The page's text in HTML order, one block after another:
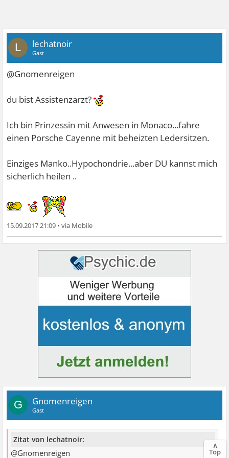
L lechatnoir
Gast
@Gnomenreigen
du bist Assistenzarzt?
Ich bin Prinzessin mit Anwesen in Monaco...fahre
einen Porsche Cayenne mit beheizten Ledersitzen.
Einziges Manko..Hypochondrie...aber DU kannst mich
sicherlich heilen ..
15.09.2017 21:09 •
G Gnomenreigen
Gast
Zitat von lechatnoir:
@Gnomenreigen
∧
Top